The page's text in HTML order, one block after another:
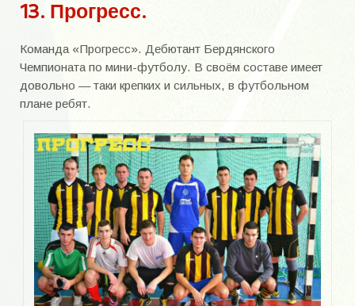
13. Прогресс.
Команда «Прогресс». Дебютант Бердянского
Чемпионата по мини-футболу. В своём составе имеет
довольно — таки крепких и сильных, в футбольном
плане ребят.